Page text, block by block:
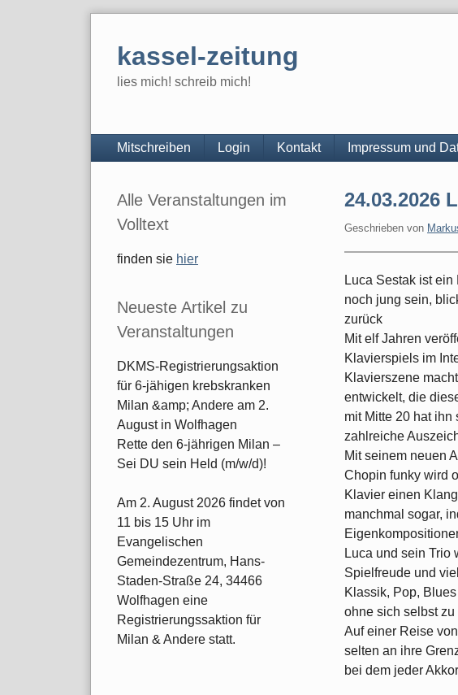
kassel-zeitung
lies mich! schreib mich!
Navigation
Mitschreiben Login Kontakt Impressum und
24.03.2026
Geschrieben von
Luca Sestak ist
noch jung sein,
zurück
Mit elf Jahren
Klavierspiels im
Klavierszene
entwickelt, die
mit Mitte 20 hat
zahlreiche
Mit seinem neuen
Chopin funky wird
Klavier einen
manchmal sogar,
Luca und sein Trio
Spielfreude und
Klassik, Pop,
ohne sich selbst
Auf einer Reise
selten an ihre
bei dem jeder
Seitenleiste
Alle Veranstaltungen im
Volltext
finden sie hier
Neueste Artikel zu
Veranstaltungen
DKMS-Registrierungsaktion
für 6-jähigen krebskranken
Milan &amp; Andere am 2.
August in Wolfhagen
Rette den 6-jährigen Milan –
Sei DU sein Held (m/w/d)!
Am 2. August 2026 findet von
11 bis 15 Uhr im
Evangelischen
Gemeindezentrum, Hans-
Staden-Straße 24, 34466
Wolfhagen eine
Registrierungssaktion für
Milan & Andere statt.